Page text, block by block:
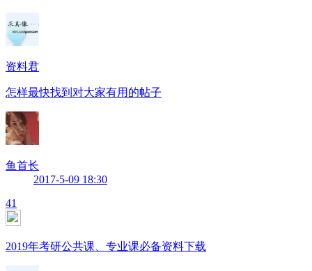
资料君
怎样最快找到对大家有用的帖子
鱼首长
2017-5-09 18:30
41
2019年考研公共课、专业课必备资料下载